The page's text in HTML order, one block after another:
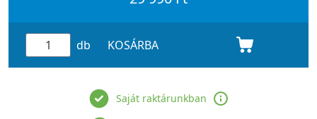
db KOSÁRBA
Saját raktárunkban